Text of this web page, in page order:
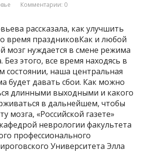
Комментарии: 0
рассказала, как улучшить
время праздниковКак и любой
мозг нуждается в смене режима
Без этого, все время находясь в
состоянии, наша центральная
будет давать сбои. Как можно
длинными выходными и какого
в дальнейшем, чтобы
мозга, «Российской газете»
неврологии факультета
профессионального
Университета Элла